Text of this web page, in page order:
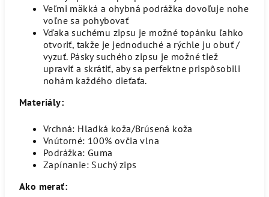
Veľmi mäkká a ohybná podrážka dovoľuje nohe
voľne sa pohybovať
Vďaka suchému zipsu je možné topánku ľahko
otvoriť, takže je jednoduché a rýchle ju obuť /
vyzuť. Pásky suchého zipsu je možné tiež
upraviť a skrátiť, aby sa perfektne prispôsobili
nohám každého dieťaťa.
Materiály:
Vrchná: Hladká koža/Brúsená koža
Vnútorné: 100% ovčia vlna
Podrážka: Guma
Zapínanie: Suchý zips
Ako merať: